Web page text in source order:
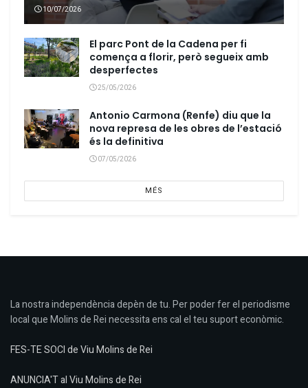
10/07/2026
El parc Pont de la Cadena per fi
comença a florir, però segueix amb
desperfectes
25/05/2026
Antonio Carmona (Renfe) diu que la
nova represa de les obres de l’estació
és la definitiva
07/05/2026
MÉS
La nostra independència depèn de tu. Per poder fer el periodisme
local que Molins de Rei necessita ens cal el teu suport econòmic.
FES-TE SOCI de Viu Molins de Rei
ANUNCIA'T al Viu Molins de Rei